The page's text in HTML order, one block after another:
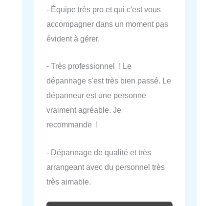
- Équipe très pro et qui c'est vous
accompagner dans un moment pas
évident à gérer.
- Très professionnel ! Le
dépannage s'est très bien passé. Le
dépanneur est une personne
vraiment agréable. Je
recommande !
- Dépannage de qualité et très
arrangeant avec du personnel très
très aimable.